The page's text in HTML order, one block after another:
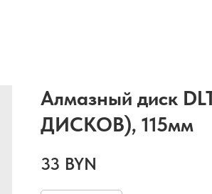
Алмазный диск
ДИСКОВ), 115мм
33 BYN